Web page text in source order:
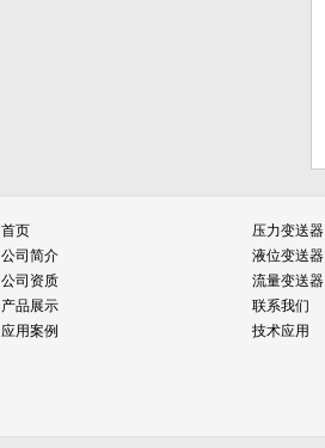
首页
公司简介
公司资质
产品展示
应用案例
压力变送器
液位变送器
流量变送器
联系我们
技术应用